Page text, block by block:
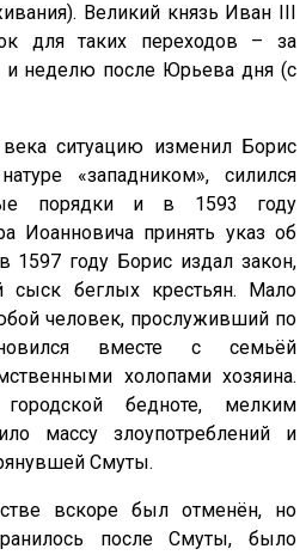
Великий князь Иван
для таких переходов – за
неделю после Юрьева дня (с
века ситуацию изменил Борис
«западником», силился
порядки и в 1593 году
Иоанновича принять указ об
году Борис издал закон,
сыск беглых крестьян. Мало
человек, прослуживший по
вместе с семьёй
холопами хозяина.
бедноте, мелким
массу злоупотреблений и
Смуты.
вскоре был отменён, но
после Смуты, было